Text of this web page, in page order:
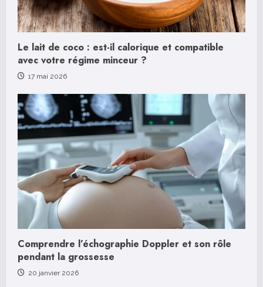
Le lait de coco : est-il calorique et compatible
avec votre régime minceur ?
17 mai 2026
Comprendre l’échographie Doppler et son rôle
pendant la grossesse
20 janvier 2026